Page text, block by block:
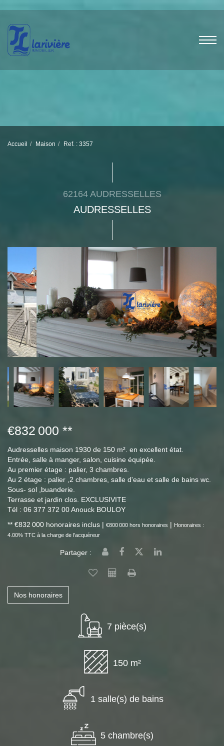
Accueil Maison Ref. : 3357
62164 AUDRESSELLES
AUDRESSELLES
€832 000 **
Audresselles maison 1930 de 150 m². en excellent état.
Entrée, salle à manger, salon, cuisine équipée.
Au premier étage : palier, 3 chambres.
Au 2 étage : palier ,2 chambres, salle d'eau et salle de bains wc.
Sous- sol ,buanderie.
Terrasse et jardin clos. EXCLUSIVITE
Tél : 06 377 372 00 Anouck BOULOY
** €832 000 honoraires inclus | €800 000 hors honoraires | Honoraires :
4.00% TTC à la charge de l'acquéreur
Partager :
Nos honoraires
7 pièce(s)
150 m²
1 salle(s) de bains
5 chambre(s)